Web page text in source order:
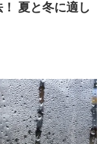
夏と冬に適し